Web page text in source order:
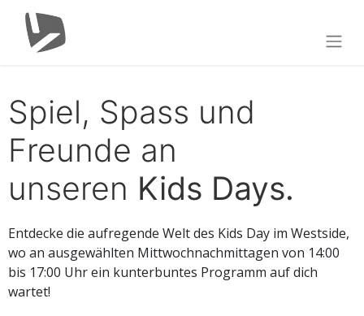
Spiel, Spass und
Freunde an
unseren Kids Days.
Entdecke die aufregende Welt des Kids Day im Westside,
wo an ausgewählten Mittwochnachmittagen von 14:00
bis 17:00 Uhr ein kunterbuntes Programm auf dich
wartet!